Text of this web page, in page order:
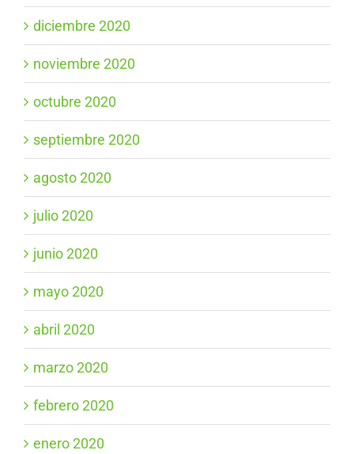
diciembre 2020
noviembre 2020
octubre 2020
septiembre 2020
agosto 2020
julio 2020
junio 2020
mayo 2020
abril 2020
marzo 2020
febrero 2020
enero 2020